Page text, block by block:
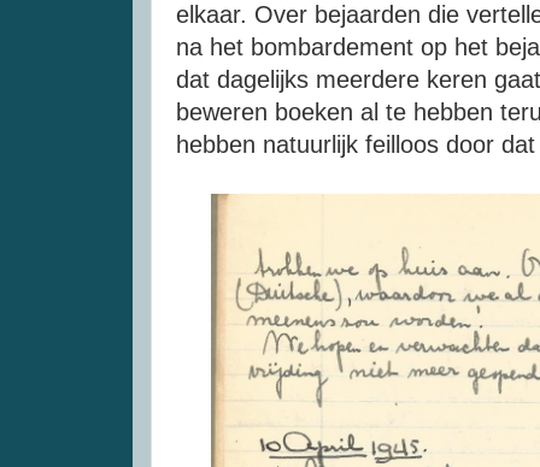
elkaar. Over bejaarden die
na het bombardement op het
dat dagelijks meerdere keren
beweren boeken al te hebben
hebben natuurlijk feilloos door